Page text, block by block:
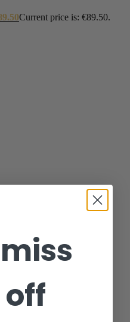
Current price is: €89.50.
off